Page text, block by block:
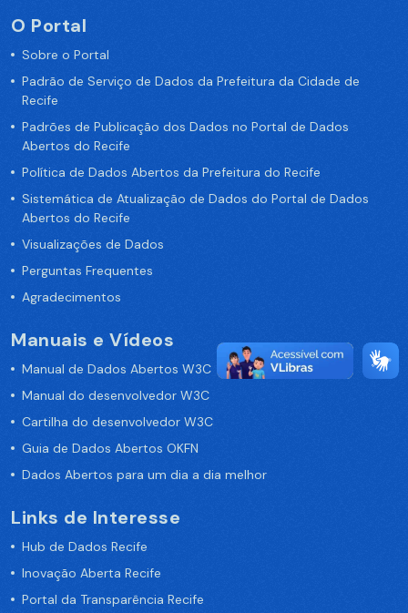
O Portal
Sobre o Portal
Padrão de Serviço de Dados da Prefeitura da Cidade de
Recife
Padrões de Publicação dos Dados no Portal de Dados
Abertos do Recife
Política de Dados Abertos da Prefeitura do Recife
Sistemática de Atualização de Dados do Portal de Dados
Abertos do Recife
Visualizações de Dados
Perguntas Frequentes
Agradecimentos
Manuais e Vídeos
Manual de Dados Abertos W3C
Manual do desenvolvedor W3C
Cartilha do desenvolvedor W3C
Guia de Dados Abertos OKFN
Dados Abertos para um dia a dia melhor
Links de Interesse
Hub de Dados Recife
Inovação Aberta Recife
Portal da Transparência Recife